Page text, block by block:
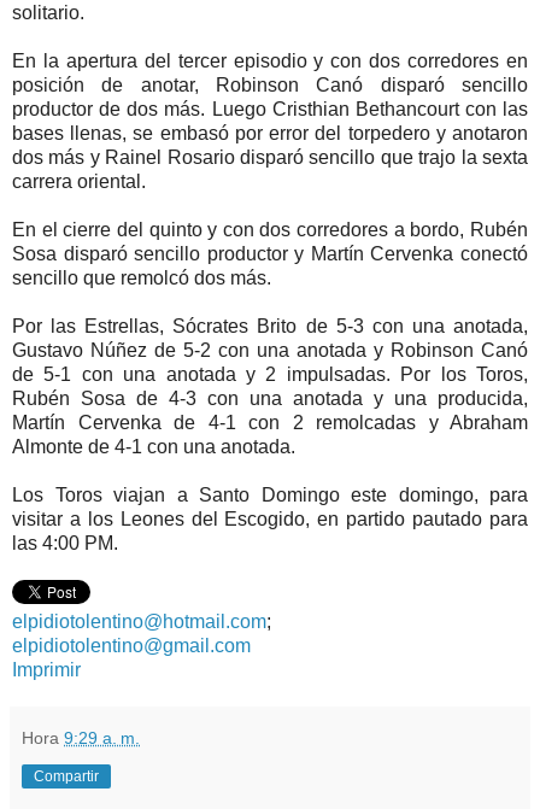
solitario.
En la apertura del tercer episodio y con dos corredores en
posición de anotar, Robinson Canó disparó sencillo
productor de dos más. Luego Cristhian Bethancourt con las
bases llenas, se embasó por error del torpedero y anotaron
dos más y Rainel Rosario disparó sencillo que trajo la sexta
carrera oriental.
En el cierre del quinto y con dos corredores a bordo, Rubén
Sosa disparó sencillo productor y Martín Cervenka conectó
sencillo que remolcó dos más.
Por las Estrellas, Sócrates Brito de 5-3 con una anotada,
Gustavo Núñez de 5-2 con una anotada y Robinson Canó
de 5-1 con una anotada y 2 impulsadas. Por los Toros,
Rubén Sosa de 4-3 con una anotada y una producida,
Martín Cervenka de 4-1 con 2 remolcadas y Abraham
Almonte de 4-1 con una anotada.
Los Toros viajan a Santo Domingo este domingo, para
visitar a los Leones del Escogido, en partido pautado para
las 4:00 PM.
elpidiotolentino@hotmail.com;
elpidiotolentino@gmail.com
Imprimir
Hora 9:29 a. m.
Compartir